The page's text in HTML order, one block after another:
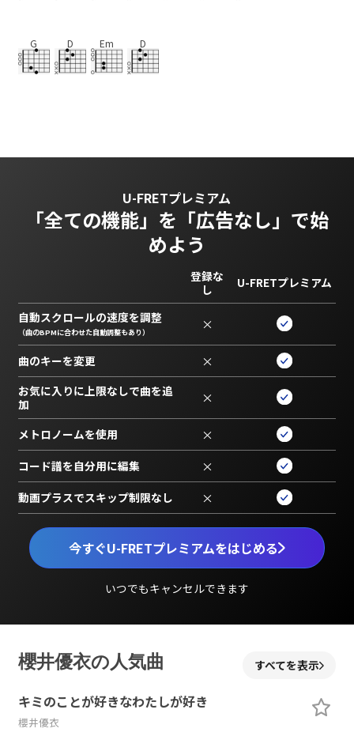
G D Em D
U-FRETプレミアム
「全ての機能」を 「広告なし」で始
めよう
今すぐU-FRETプレミアムをはじめる
いつでもキャンセルできます
登録な
し
U-FRETプレミアム
自動スクロールの速度を調整
（曲のBPMに合わせた自動調整もあり） ×
曲のキーを変更 ×
お気に入りに上限なしで曲を追
加
×
メトロノームを使用 ×
コード譜を自分用に編集 ×
動画プラスでスキップ制限なし ×
櫻井優衣の人気曲 すべてを表示
キミのことが好きなわたしが好き
櫻井優衣